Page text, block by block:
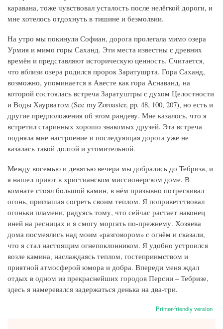
каравана, тоже чувствовал усталость после нелёгкой дороги, и
мне хотелось отдохнуть в тишине и безмолвии.
На утро мы покинули Софиан, дорога пролегала мимо озера
Урмия и мимо горы Саханд. Эти места известны с древних
времён и представляют историческую ценность. Считается,
что вблизи озера родился пророк Заратушрта. Гора Саханд,
возможно, упоминается в Авесте как гора Аснаванд, на
которой состоялась встреча Заратуштры с духом Целостности
и Воды Хаурватом (See my Zoroaster, pp. 48, 100, 207), но есть и
другие предположения об этом рандеву. Мне казалось, что я
встретил старинных хорошо знакомых друзей. Эта встреча
подняла мне настроение и последующая дорога уже не
казалась такой долгой и утомительной.
Между восемью и девятью вечера мы добрались до Тебриза, и
я нашел приют в христианском миссионерском доме. В
комнате стоял большой камин, в нём призывно потрескивал
огонь, приглашая согреть своим теплом. Я поприветствовал
огоньки пламени, радуясь тому, что сейчас растает наконец
иней на ресницах и я смогу моргать по-прежнему. Хозяева
дома посмеялись над моим «разговором» с огнём и сказали,
что я стал настоящим огнепоклонником. Я удобно устроился
возле камина, наслаждаясь теплом, гостеприимством и
приятной атмосферой юмора и добра. Впереди меня ждал
отдых в одном из прекраснейших городов Персии – Тебризе,
здесь я намеревался задержаться денька на два-три.
Printer-friendly version